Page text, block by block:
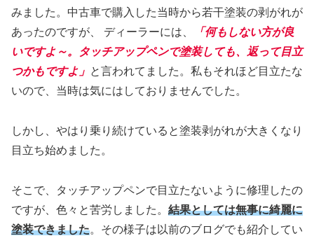
みました。中古車で購入した当時から若干塗装の剥がれが
あったのですが、 ディーラーには、
「何もしない方が良
いですよ～。タッチアップペンで塗装しても、返って目立
つかもですよ」 と言われてました。私もそれほど目立たな
いので、当時は気にはしておりませんでした。
しかし、やはり乗り続けていると塗装剥がれが大きくなり
目立ち始めました。
そこで、タッチアップペンで目立たないように修理したの
ですが、色々と苦労しました。 結果としては無事に綺麗に
塗装できました。その様子は以前のブログでも紹介してい